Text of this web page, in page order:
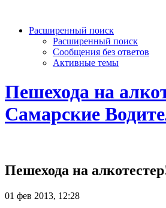
Расширенный поиск
Расширенный поиск
Сообщения без ответов
Активные темы
Пешехода на
Самарские
Пешехода на
01 фев 2013, 12:28